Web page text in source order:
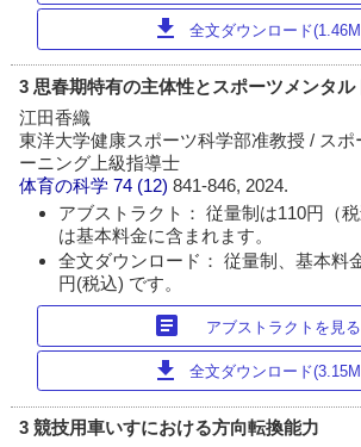
download 全文ダウンロード
3 思春期特有の主体性とスポーツメンタ
江田香織
東洋大学健康スポーツ科学部准教授 / スポ
ーニング上級指導士
体育の科学 74 (12)841-846, 2024.
アブストラクト： 従量制は110円（
は基本料金に含まれます。
全文ダウンロード： 従量制、基本料
円(税込) です。
article アブストラクトを見る
download 全文ダウンロード
3 競技用車いすにおける方向転換能力